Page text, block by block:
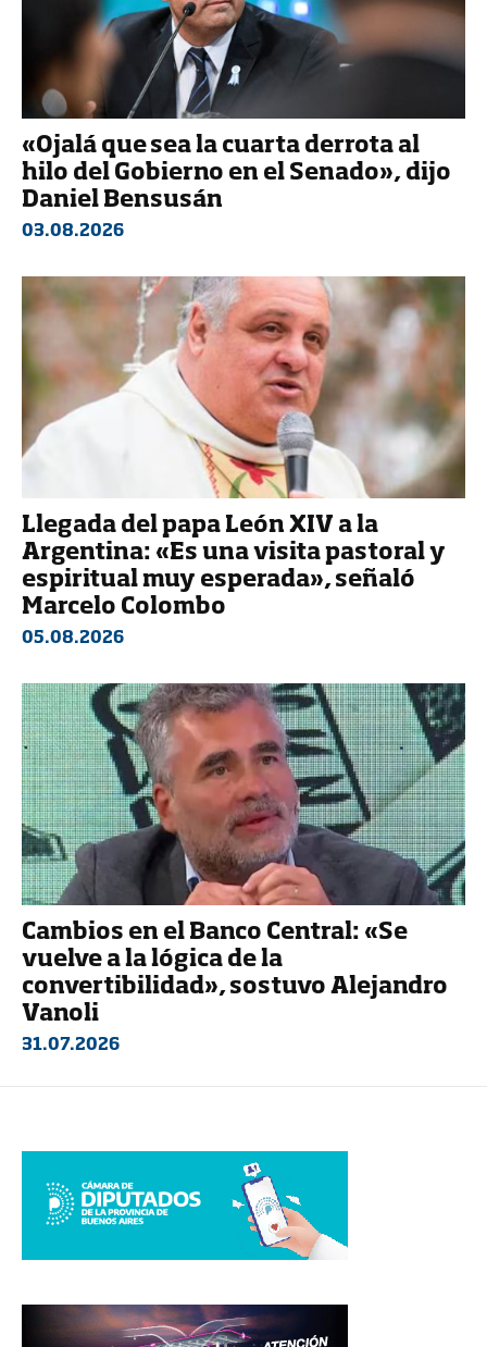
«Ojalá que sea la cuarta derrota al
hilo del Gobierno en el Senado», dijo
Daniel Bensusán
03.08.2026
Llegada del papa León XIV a la
Argentina: «Es una visita pastoral y
espiritual muy esperada», señaló
Marcelo Colombo
05.08.2026
Cambios en el Banco Central: «Se
vuelve a la lógica de la
convertibilidad», sostuvo Alejandro
Vanoli
31.07.2026